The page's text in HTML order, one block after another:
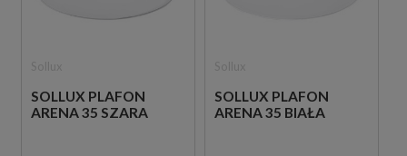
SOLLUX PLAFON
ARENA 35 SZARA
SOLLUX PLAFON
ARENA 35 BIAŁA